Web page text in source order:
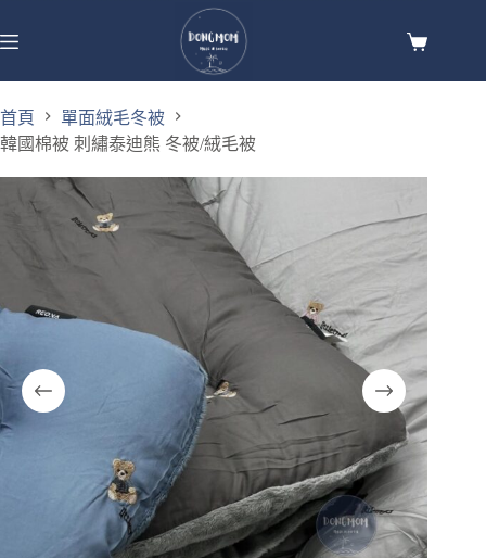
首頁
單面絨毛冬被
韓國棉被 刺繡泰迪熊 冬被/絨毛被